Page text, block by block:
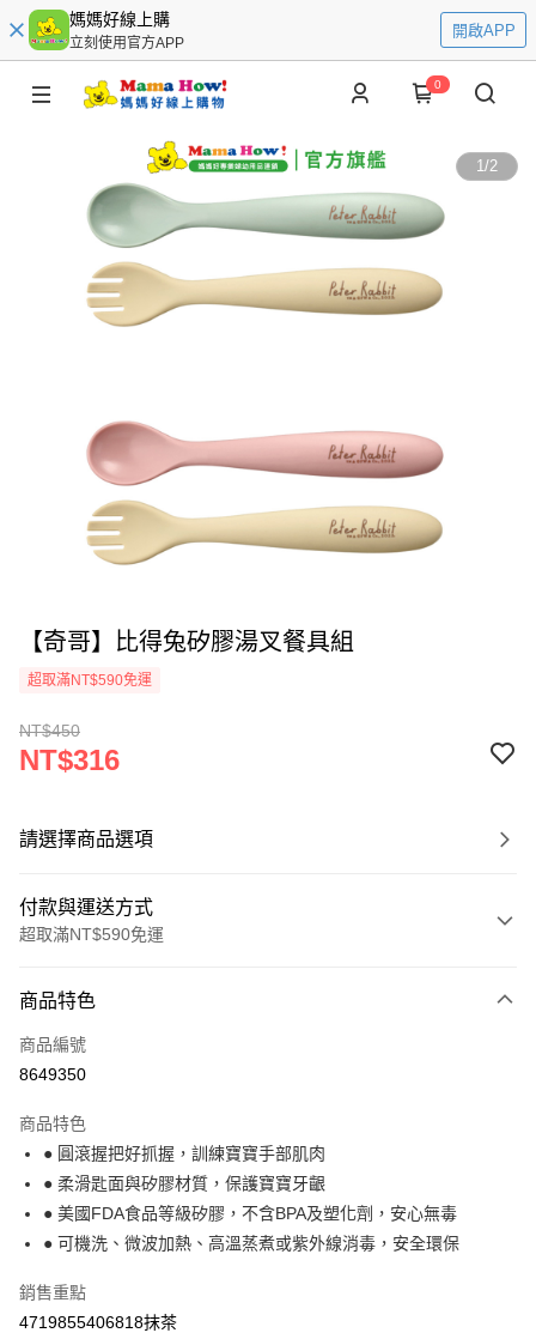
媽媽好線上購
立刻使用官方APP
開啟APP
0
1/2
【奇哥】比得兔矽膠湯叉餐具組
超取滿NT$590免運
NT$450
NT$316
請選擇商品選項
付款與運送方式
超取滿NT$590免運
信用卡一次付款
超商取貨付款
Apple Pay
街口支付
悠遊付
Google Pay
AFTEE先享後付
商品特色
商品編號
8649350
商品特色
● 圓滾握把好抓握，訓練寶寶手部肌肉
● 柔滑匙面與矽膠材質，保護寶寶牙齦
● 美國FDA食品等級矽膠，不含BPA及塑化劑，安心無毒
● 可機洗、微波加熱、高溫蒸煮或紫外線消毒，安全環保
銷售重點
4719855406818抹茶